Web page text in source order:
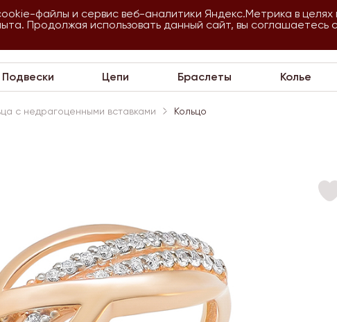
О
Для
Подвески Цепи Браслеты Колье
с недрагоценными вставками Кольцо
файлы и сервис веб-аналитики Яндекс.Метрика в целях
Продолжая использовать данный сайт, вы соглашаетесь с